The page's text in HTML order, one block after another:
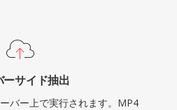
ーサイド抽出
バー上で実行されます。MP4